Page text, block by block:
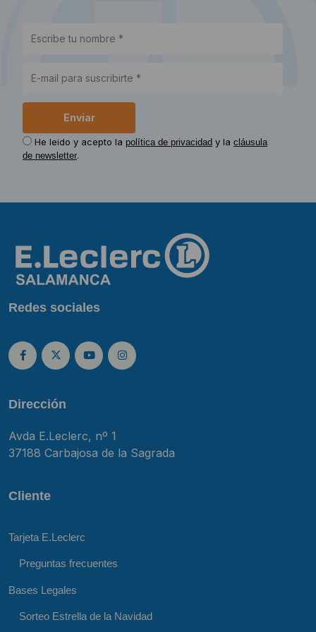
He leido y acepto la política de privacidad y la cláusula
de newsletter.
Redes sociales
Dirección
Avda E.Leclerc, nº 1
37188 Carbajosa de la Sagrada
Cliente
Tarjeta E.Leclerc
Preguntas frecuentes
Bases Legales
Sorteo Estrella de la Navidad